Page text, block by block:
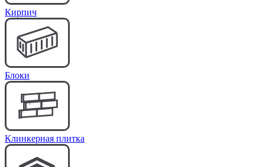
Кирпич
Блоки
Клинкерная плитка